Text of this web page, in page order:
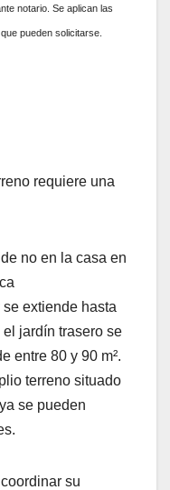
notario. Se aplican las
pueden solicitarse.
requiere una
no en la casa en
extiende hasta
el jardín trasero se
entre 80 y 90 m².
terreno situado
se pueden
su